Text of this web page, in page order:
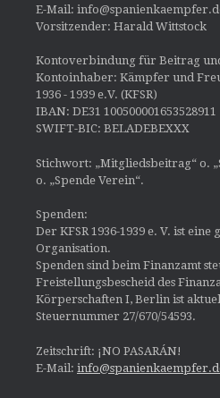
E-Mail:
Vorsitzender: Harald Wittstock
Kontoverbindung für Beitrag
Kontoinhaber: Kämpfer und
1936 - 1939 e.V. (KFSR)
IBAN: DE31 100500001653528911
SWIFT-BIC: BELADEBEXXX
Stichwort: „Mitgliedsbeitrag“ o.
o. „Spende Verein“.
Spenden:
Der KFSR 1936-1939 e. V. ist
Organisation.
Spenden sind beim Finanzamt
Freistellungsbescheid des
Körperschaften I, Berlin ist
Steuernummer 27/670/54593.
Zeitschrift: ¡NO PASARÁN!
E-Mail: